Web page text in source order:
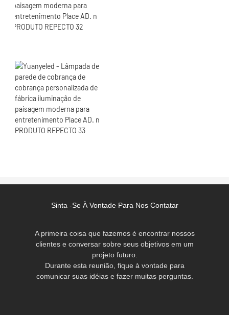
Sinta -se À Vontade Para Nos Contatar
A primeira coisa que fazemos é encontrar nossos
clientes e conversar sobre seus objetivos em um
projeto futuro.
Durante esta reunião, fique à vontade para
comunicar suas idéias e fazer muitas perguntas.